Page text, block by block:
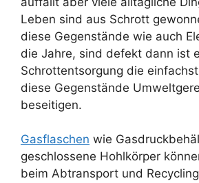
Leben sind aus Schrott
diese Gegenstände wie auch
die Jahre, sind defekt dann ist
Schrottentsorgung die
diese Gegenstände
beseitigen.
Gasflaschen wie
geschlossene Hohlkörper
beim Abtransport und